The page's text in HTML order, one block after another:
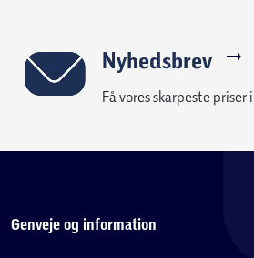
Nyhedsbrev
Få vores skarpeste priser
Genveje og information